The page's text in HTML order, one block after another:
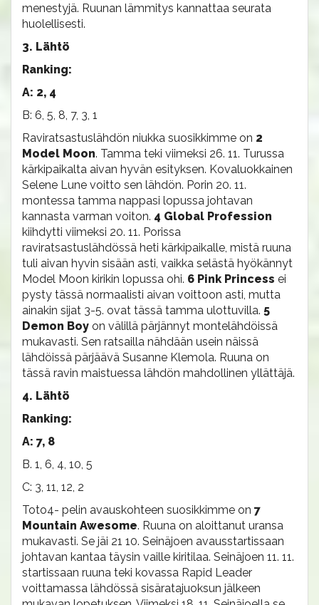
menestyjä. Ruunan lämmitys kannattaa seurata
huolellisesti.
3. Lähtö
Ranking:
A: 2, 4
B: 6, 5, 8, 7, 3, 1
Raviratsastuslähdön niukka suosikkimme on 2
Model Moon. Tamma teki viimeksi 26. 11. Turussa
kärkipaikalta aivan hyvän esityksen. Kovaluokkainen
Selene Lune voitto sen lähdön. Porin 20. 11.
montessa tamma nappasi lopussa johtavan
kannasta varman voiton. 4 Global Profession
kiihdytti viimeksi 20. 11. Porissa
raviratsastuslähdössä heti kärkipaikalle, mistä ruuna
tuli aivan hyvin sisään asti, vaikka selästä hyökännyt
Model Moon kirikin lopussa ohi. 6 Pink Princess ei
pysty tässä normaalisti aivan voittoon asti, mutta
ainakin sijat 3-5. ovat tässä tamma ulottuvilla. 5
Demon Boy on välillä pärjännyt montelähdöissä
mukavasti. Sen ratsailla nähdään usein näissä
lähdöissä pärjäävä Susanne Klemola. Ruuna on
tässä ravin maistuessa lähdön mahdollinen yllättäjä.
4. Lähtö
Ranking:
A: 7, 8
B. 1, 6, 4, 10, 5
C: 3, 11, 12, 2
Toto4- pelin avauskohteen suosikkimme on 7
Mountain Awesome. Ruuna on aloittanut uransa
mukavasti. Se jäi 21 10. Seinäjoen avausstartissaan
johtavan kantaa täysin vaille kiritilaa. Seinäjoen 11. 11.
startissaan ruuna teki kovassa Rapid Leader
voittamassa lähdössä sisäratajuoksun jälkeen